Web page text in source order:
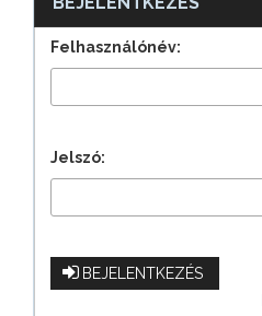
Felhasználónév:
Jelszó:
BEJELENTKEZÉS